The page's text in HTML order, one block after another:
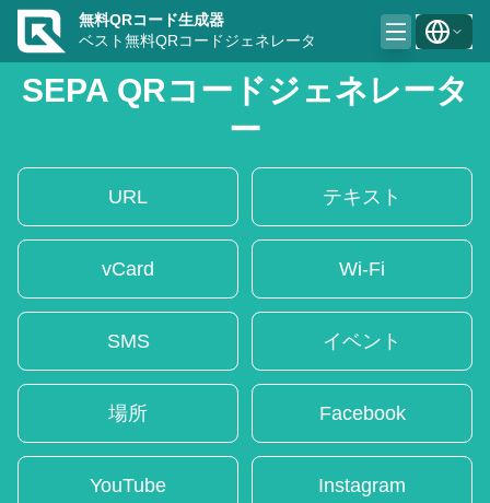
無料QRコード生成器
ベスト無料QRコードジェネレータ
SEPA QRコードジェネレータ
ー
URL テキスト
vCard Wi-Fi
SMS イベント
場所 Facebook
YouTube Instagram